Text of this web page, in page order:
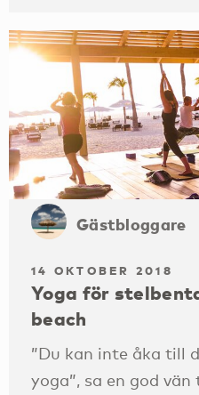
Gästbloggare
14 OKTOBER 2018
Yoga för
beach
”Du kan inte åka till
yoga”, sa en god